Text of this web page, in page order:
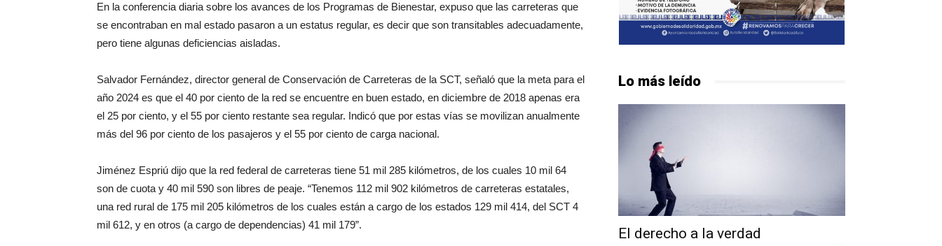
En la conferencia diaria sobre los avances de los Programas de Bienestar, expuso que las carreteras que
se encontraban en mal estado pasaron a un estatus regular, es decir que son transitables adecuadamente,
pero tiene algunas deficiencias aisladas.
Salvador Fernández, director general de Conservación de Carreteras de la SCT, señaló que la meta para el
año 2024 es que el 40 por ciento de la red se encuentre en buen estado, en diciembre de 2018 apenas era
el 25 por ciento, y el 55 por ciento restante sea regular. Indicó que por estas vías se movilizan anualmente
más del 96 por ciento de los pasajeros y el 55 por ciento de carga nacional.
Jiménez Espriú dijo que la red federal de carreteras tiene 51 mil 285 kilómetros, de los cuales 10 mil 64
son de cuota y 40 mil 590 son libres de peaje. “Tenemos 112 mil 902 kilómetros de carreteras estatales,
una red rural de 175 mil 205 kilómetros de los cuales están a cargo de los estados 129 mil 414, del SCT 4
mil 612, y en otros (a cargo de dependencias) 41 mil 179”.
Lo más leído
El derecho a la verdad